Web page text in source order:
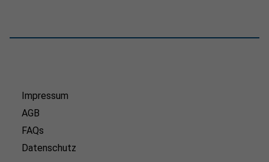
Impressum
AGB
FAQs
Datenschutz